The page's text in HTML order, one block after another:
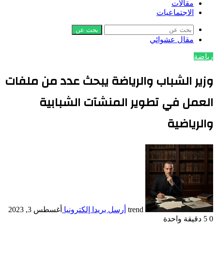
مقالات
الاجتماعيات
بحث عن
مقال عشوائي
رياضة
وزير الشباب والرياضة يبحث عدد من ملفات
العمل في تطوير المنشآت الشبابية
والرياضية
trend أرسل بريدا إلكترونيا أغسطس 3, 2023
0
دقيقة واحدة